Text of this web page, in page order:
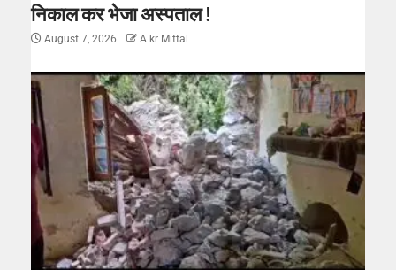
निकाल कर भेजा अस्पताल !
August 7, 2026 A kr Mittal